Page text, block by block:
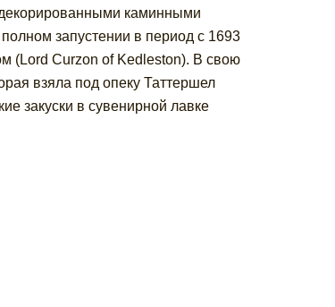
каминными
запустении в период с 1693
(Lord Curzon of Kedleston). В свою
взяла под опеку Таттершел
закуски в сувенирной лавке